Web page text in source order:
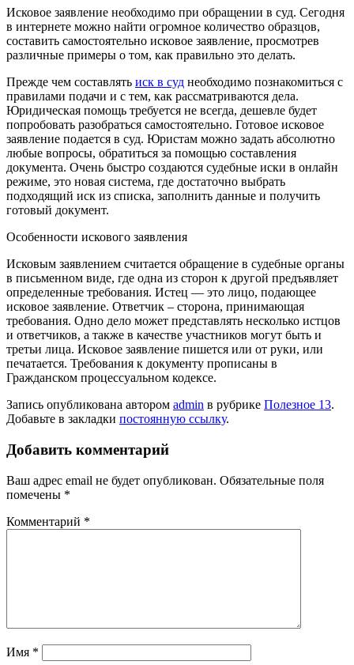
Исковое заявление необходимо при обращении в суд. Сегодня
в интернете можно найти огромное количество образцов,
составить самостоятельно исковое заявление, просмотрев
различные примеры о том, как правильно это делать.
Прежде чем составлять иск в суд необходимо познакомиться с
правилами подачи и с тем, как рассматриваются дела.
Юридическая помощь требуется не всегда, дешевле будет
попробовать разобраться самостоятельно. Готовое исковое
заявление подается в суд. Юристам можно задать абсолютно
любые вопросы, обратиться за помощью составления
документа. Очень быстро создаются судебные иски в онлайн
режиме, это новая система, где достаточно выбрать
подходящий иск из списка, заполнить данные и получить
готовый документ.
Особенности искового заявления
Исковым заявлением считается обращение в судебные органы
в письменном виде, где одна из сторон к другой предъявляет
определенные требования. Истец — это лицо, подающее
исковое заявление. Ответчик – сторона, принимающая
требования. Одно дело может представлять несколько истцов
и ответчиков, а также в качестве участников могут быть и
третьи лица. Исковое заявление пишется или от руки, или
печатается. Требования к документу прописаны в
Гражданском процессуальном кодексе.
Запись опубликована автором admin в рубрике Полезное 13.
Добавьте в закладки постоянную ссылку.
Добавить комментарий
Ваш адрес email не будет опубликован. Обязательные поля
помечены *
Комментарий *
Имя *